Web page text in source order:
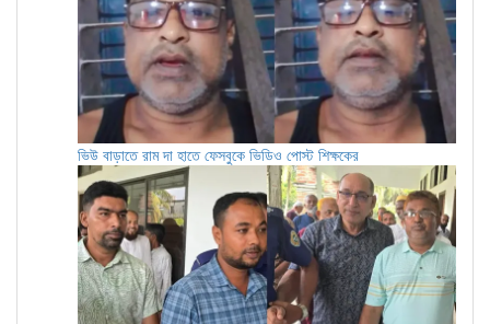
ভিউ বাড়াতে রাম দা হাতে ফেসবুকে ভিডিও পোস্ট শিক্ষকের